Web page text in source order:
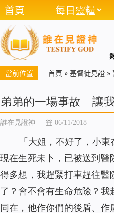
首頁 每日靈糧
當前位置 首頁 » 基督徒見證 »
弟弟的一場事故 讓
誰在見證神 06/11/2018
「大姐，不好了，小
現在生死未卜，已被送到醫
得多想，我趕緊打車趕往醫
了？會不會有生命危險？
同在，他作你們的後盾、作